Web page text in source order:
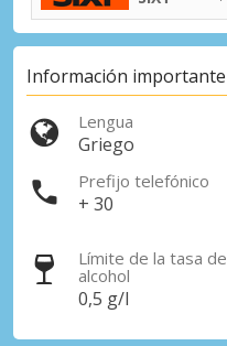
Información importante
Lengua
Griego
Prefijo telefónico
+ 30
Límite de la tasa de
alcohol
0,5 g/l